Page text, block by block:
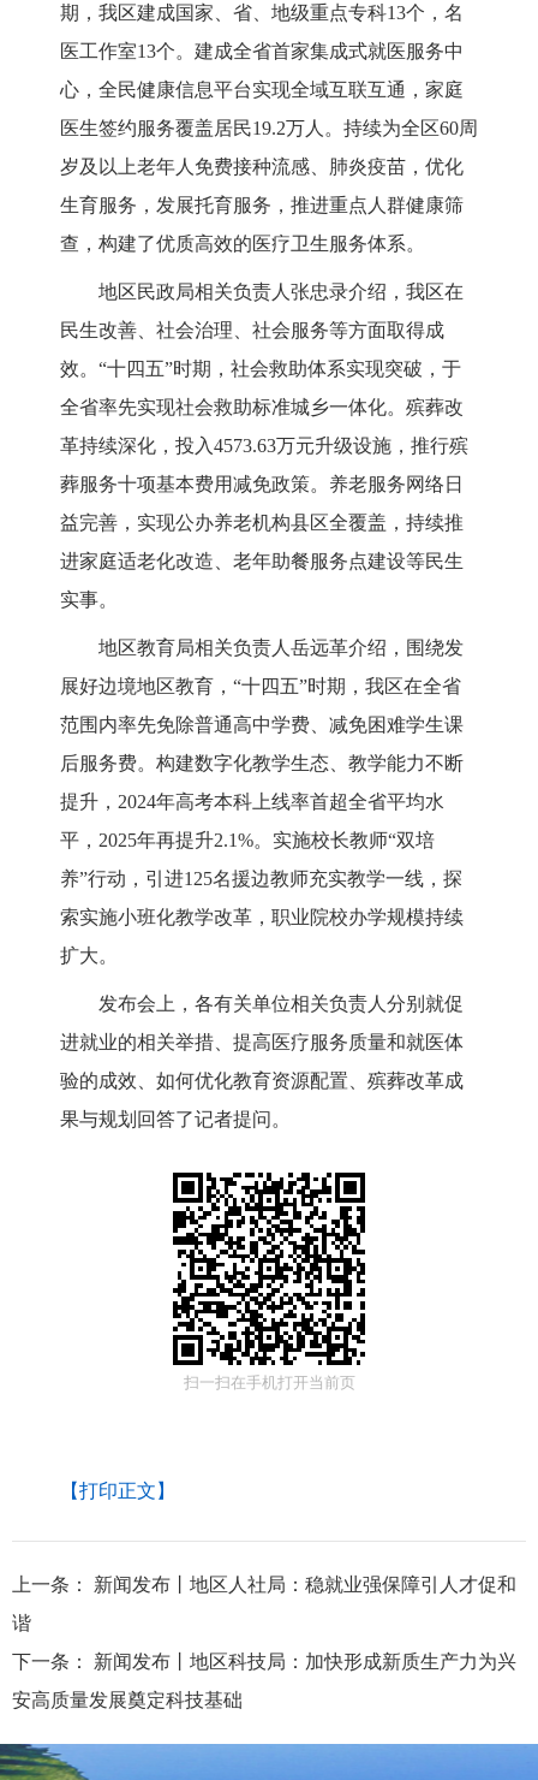
期 ， 我区建成国家、省、地级重点专科13个，名
医工作室13个。 建成全省首家集成式就医服务中
心， 全民健康信息平台实现全域互联互通 ， 家庭
医生签约服务覆盖居民19.2万人 。 持续为全区60周
岁及以上老年人免费接种流感、肺炎疫苗，优化
生育服务，发展托育服务，推进重点人群健康筛
查，构建了优质高效的医疗卫生服务体系。
地区民政局相关负责人 张忠录介绍 ，我区在
民生改善
社会治理 社会服务等方面取得成
效。 “十四五”时期， 社会救助体系实现突破，于
全省率先实现社会救助标准城乡一体化。 殡葬改
革持续深化，投入4573.63万元升级设施， 推行殡
葬服务十项基本费用减免政策。 养老服务网络日
益完善，实现公办养老机构县区全覆盖，持续推
进家庭适老化改造
老年助餐服务点建设等民生
实事。
地区教育局相关负责人 岳远革介绍 ， 围绕发
展好边境地区教育， “十四五”时期，我区在全省
范围内率先免除普通高中学费、减免困难学生课
后服务费。构建数字化教学生态、教学能力不断
提升，2024年高考本科上线率首超全省平均水
平，2025年再提升2.1%。实施校长教师“双培
养”行动，引进125名援边教师充实教学一线，探
索实施小班化教学改革，职业院校办学规模持续
扩大。
发布会上，各有关单位相关负责人分别就促
进就业的相关举措 提高医疗服务质量和就医体
验的成效
如何优化教育资源配置、 殡葬改革成
果与规划 回答了记者提问。
扫一扫在手机打开当前页
【打印正文】
上一条：
新闻发布丨地区人社局：稳就业强保障引人才促和
谐
下一条：
新闻发布丨地区科技局：加快形成新质生产力为兴
安高质量发展奠定科技基础